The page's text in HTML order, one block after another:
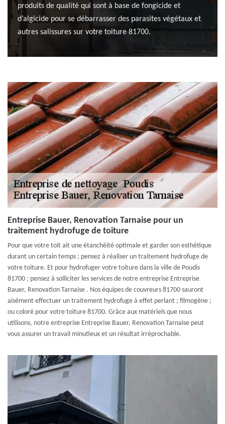
produits de qualité qui sont à base de fongicide et
d’algicide pour se débarrasser des parasites végétaux et
autres salissures sur votre toiture 81700.
Entreprise Bauer, Renovation Tarnaise pour un
traitement hydrofuge de toiture
Pour que votre toit ait une étanchéité optimale et garder son esthétique
durant un certain temps ; pensez à réaliser un traitement hydrofuge de
votre toiture. Et pour hydrofuger votre toiture dans la ville de Poudis
81700 ; pensez à solliciter les services de notre entreprise Entreprise
Bauer, Renovation Tarnaise . Nos équipes de couvreurs 81700 sauront
aisément effectuer un traitement hydrofuge à effet perlant ; filmogène ;
ou coloré pour votre toiture 81700. Grâce aux matériels que nous
utilisons, notre entreprise Entreprise Bauer, Renovation Tarnaise peut
vous assurer un travail minutieux et un résultat irréprochable.